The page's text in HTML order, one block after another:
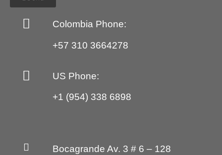
Colombia Phone:
+57 310 3664278
US Phone:
+1 (954) 338 6898
Bocagrande Av. 3 # 6 – 128